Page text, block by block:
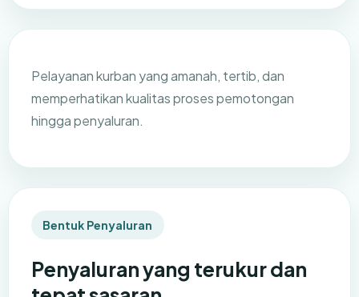
Pelayanan kurban yang amanah, tertib, dan
memperhatikan kualitas proses pemotongan
hingga penyaluran.
Bentuk Penyaluran
Penyaluran yang terukur dan